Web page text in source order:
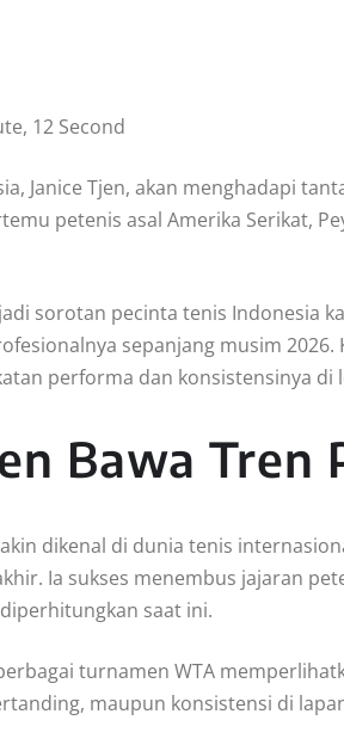
12 Second
Janice Tjen, akan menghadapi
petenis asal Amerika Serikat,
sorotan pecinta tenis Indonesia
sepanjang musim 2026.
performa dan konsistensinya di
Bawa Tren
dikenal di dunia tenis
Ia sukses menembus jajaran
saat ini.
turnamen WTA
maupun konsistensi di